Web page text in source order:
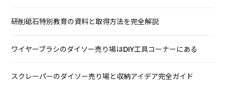
研削砥石特別教育の資料と取得方法を完全解説
ワイヤーブラシのダイソー売り場はDIY工具コーナーにある
スクレーパーのダイソー売り場と収納アイデア完全ガイド